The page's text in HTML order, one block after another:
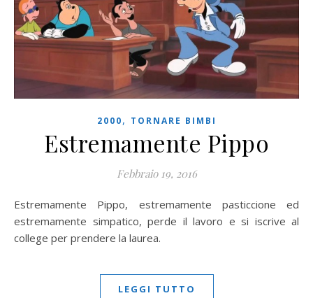
2000, TORNARE BIMBI
Estremamente Pippo
Febbraio 19, 2016
Estremamente Pippo, estremamente pasticcione ed
estremamente simpatico, perde il lavoro e si iscrive al
college per prendere la laurea.
LEGGI TUTTO